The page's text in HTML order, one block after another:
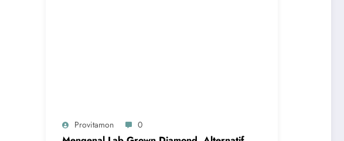
Provitamon 0